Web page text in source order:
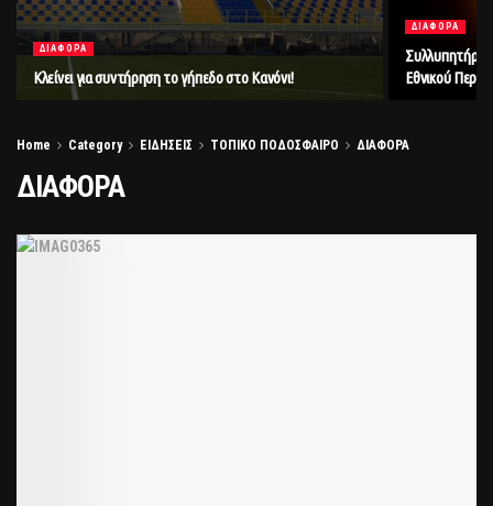
ΔΙΑΦΟΡΑ
Κλείνει για συντήρηση το γήπεδο στο Κανόνι!
ΔΙΑΦΟΡΑ
Εθνικού
Home Category ΕΙΔΗΣΕΙΣ ΤΟΠΙΚΟ ΠΟΔΟΣΦΑΙΡΟ ΔΙΑΦΟΡΑ
ΔΙΑΦΟΡΑ